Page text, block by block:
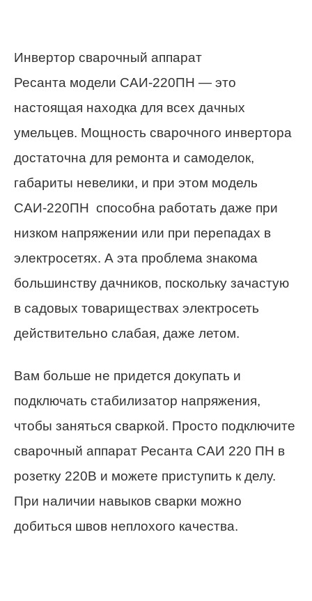
Инвертор сварочный аппарат
Ресанта модели САИ-220ПН — это
настоящая находка для всех дачных
умельцев. Мощность сварочного инвертора
достаточна для ремонта и самоделок,
габариты невелики, и при этом модель
САИ-220ПН способна работать даже при
низком напряжении или при перепадах в
электросетях. А эта проблема знакома
большинству дачников, поскольку зачастую
в садовых товариществах электросеть
действительно слабая, даже летом.
Вам больше не придется докупать и
подключать стабилизатор напряжения,
чтобы заняться сваркой. Просто подключите
сварочный аппарат Ресанта САИ 220 ПН в
розетку 220В и можете приступить к делу.
При наличии навыков сварки можно
добиться швов неплохого качества.